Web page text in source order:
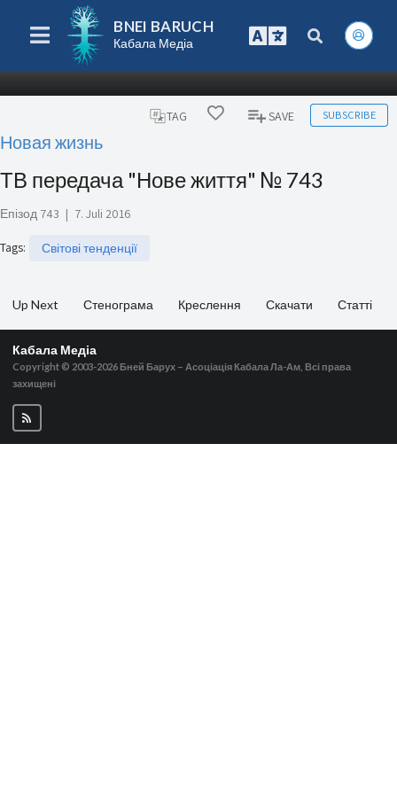
BNEI BARUCH
Кабала Медіа
TAG SAVE SUBSCRIBE
Новая жизнь
ТВ передача "Нове життя" № 743
Епізод 743 | 7. Juli 2016
Tags: Світові тенденції
Up Next Стенограма Креслення Скачати Статті
Кабала Медіа
Copyright © 2003-2026 Бней Барух – Асоціація Кабала Ла-Ам, Всі права
захищені